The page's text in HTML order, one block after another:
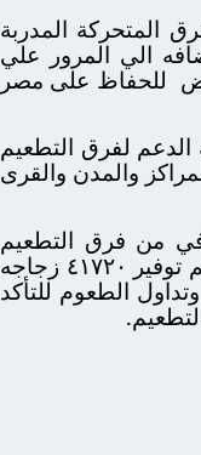
المتحركة المدربة
الي المرور علي
للحفاظ على مصر
الدعم لفرق التطعيم
والمدن والقرى
من فرق التطعيم
وأيضا تم توفير ٤١٧٢٠ زجاجه
الطعوم للتأكد